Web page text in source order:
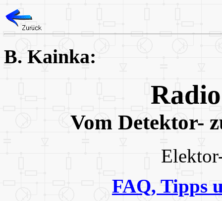
B. Kainka:
Vom Detektor-
FAQ, Tipps